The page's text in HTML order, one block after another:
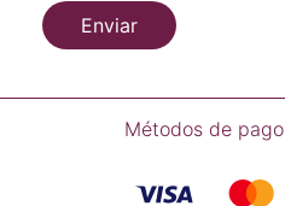
Enviar
Métodos de pago